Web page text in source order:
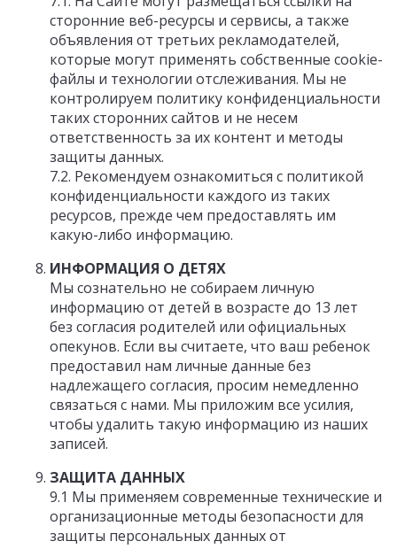
сторонние веб-ресурсы и сервисы, а также
объявления от третьих рекламодателей,
которые могут применять собственные cookie-
файлы и технологии отслеживания. Мы не
контролируем политику конфиденциальности
таких сторонних сайтов и не несем
ответственность за их контент и методы
защиты данных.
7.2. Рекомендуем ознакомиться с политикой
конфиденциальности каждого из таких
ресурсов, прежде чем предоставлять им
какую-либо информацию.
ИНФОРМАЦИЯ О ДЕТЯХ
Мы сознательно не собираем личную
информацию от детей в возрасте до 13 лет
без согласия родителей или официальных
опекунов. Если вы считаете, что ваш ребенок
предоставил нам личные данные без
надлежащего согласия, просим немедленно
связаться с нами. Мы приложим все усилия,
чтобы удалить такую информацию из наших
записей.
ЗАЩИТА ДАННЫХ
9.1 Мы применяем современные технические и
организационные методы безопасности для
защиты персональных данных от